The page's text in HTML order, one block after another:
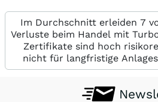
Im Durchschnitt erleiden 7
Verluste beim Handel mit
Zertifikate sind hoch
nicht für langfristige